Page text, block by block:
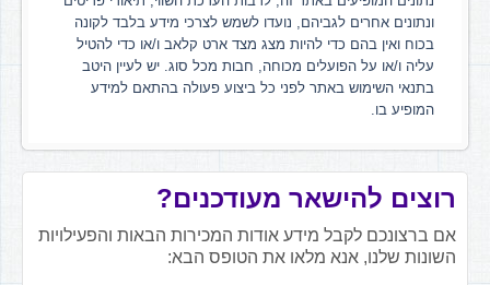
ונתונים אחרים לגביהם, נועדו לשמש לצרכי מידע בלבד לקונה
בכוח ואין בהם כדי להיות מצג מצד ארט קלאב ו/או כדי להטיל
עליה ו/או על הפועלים מכוחה, חבות מכל סוג. יש לעיין היטב
בתנאי השימוש באתר לפני כל ביצוע פעולה בהתאם למידע
המופיע בו.
רוצים להישאר מעודכנים?
אם ברצונכם לקבל מידע אודות המכירות הבאות והפעילויות
השונות שלנו, אנא מלאו את הטופס הבא: